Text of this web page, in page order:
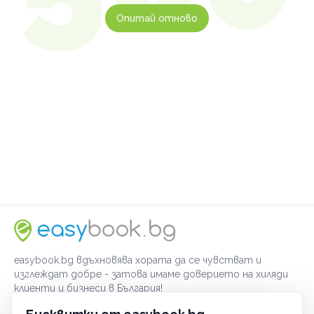
Опитай отново
easybook.bg вдъхновява хората да се чувстват и
изглеждат добре - затова имаме доверието на хиляди
клиенти и бизнеси в България!